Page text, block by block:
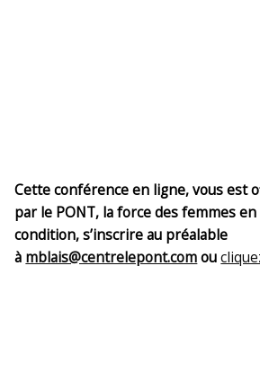
Cette conférence en ligne, vous est
par le PONT, la force des femmes
condition, s’inscrire au préalable
à mblais@centrelepont.comou